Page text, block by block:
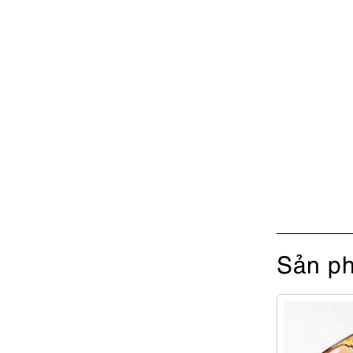
Sản